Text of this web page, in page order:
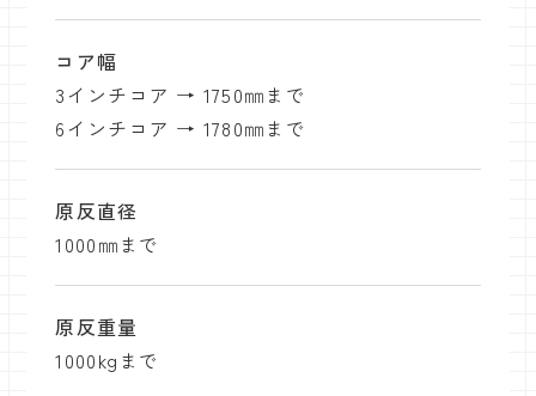
コア幅
3インチコア → 1750㎜まで
6インチコア → 1780㎜まで
原反直径
1000㎜まで
原反重量
1000kgまで